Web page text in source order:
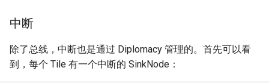
中断
除了总线，中断也是通过 Diplomacy 管理的。首先可以看
到，每个 Tile 有一个中断的 SinkNode：